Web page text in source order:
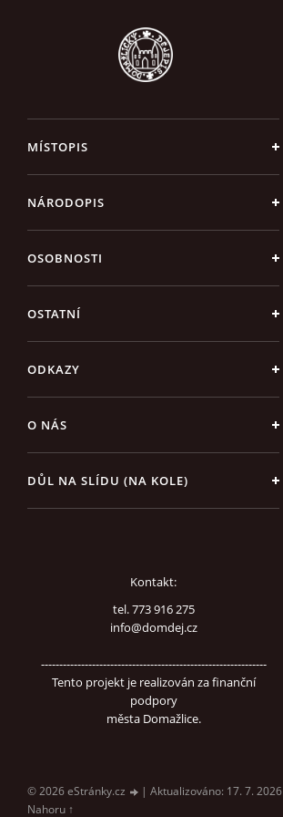
MÍSTOPIS
NÁRODOPIS
OSOBNOSTI
OSTATNÍ
ODKAZY
O NÁS
DŮL NA SLÍDU (NA KOLE)
Kontakt:
tel. 773 916 275
info@domdej.cz
--------------------------------------------------------------
Tento projekt je realizován za finanční
podpory
města Domažlice.
© 2026 eStránky.cz | Aktualizováno: 17. 7. 2026
Nahoru ↑